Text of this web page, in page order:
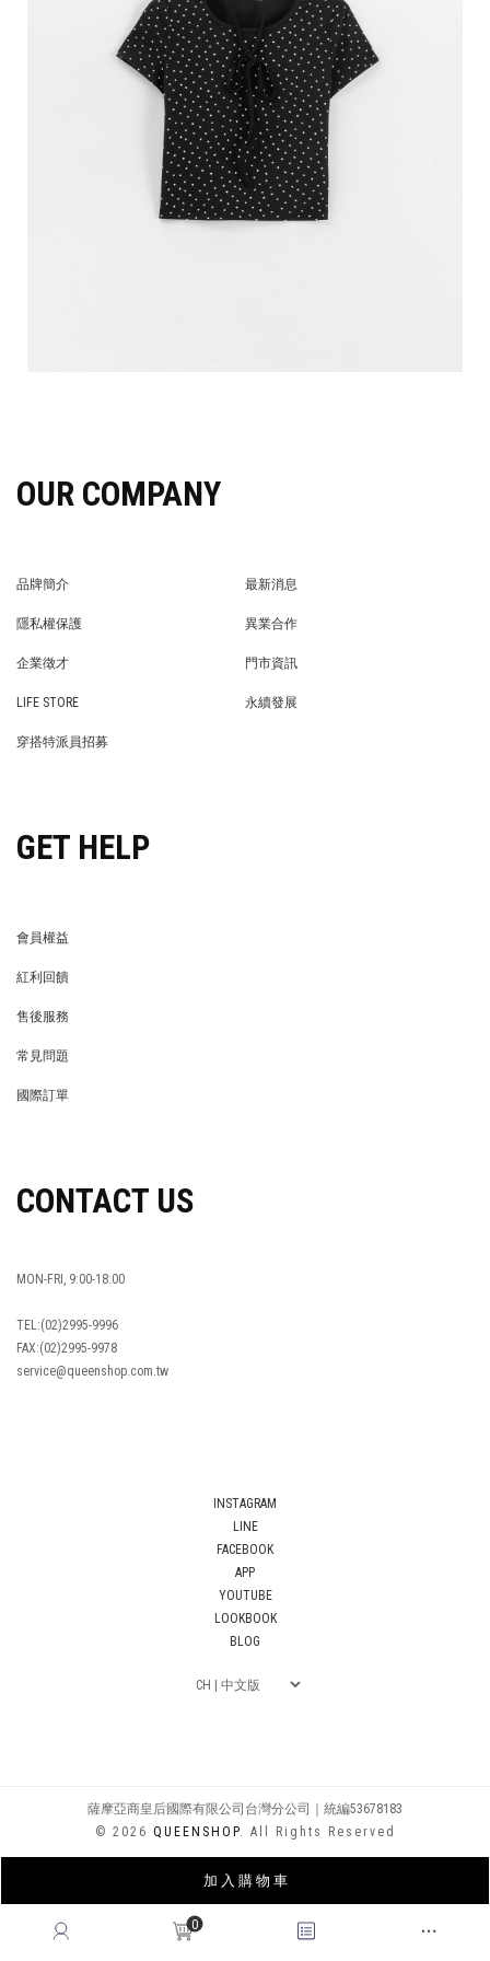
0
加 入 購 物 車
OUR COMPANY
品牌簡介
最新消息
隱私權保護
異業合作
企業徵才
門市資訊
LIFE STORE
永續發展
穿搭特派員招募
GET HELP
會員權益
紅利回饋
售後服務
常見問題
國際訂單
CONTACT US
MON-FRI, 9:00-18:00
TEL:(02)2995-9996
FAX:(02)2995-9978
service@queenshop.com.tw
INSTAGRAM
LINE
FACEBOOK
APP
YOUTUBE
LOOKBOOK
BLOG
薩摩亞商皇后國際有限公司台灣分公司｜統編53678183
© 2026 QUEENSHOP. All Rights Reserved